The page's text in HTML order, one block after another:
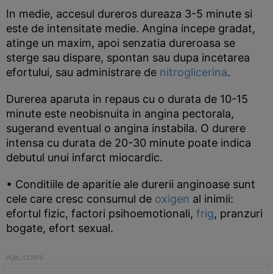
In medie, accesul dureros dureaza 3-5 minute si
este de intensitate medie. Angina incepe gradat,
atinge un maxim, apoi senzatia dureroasa se
sterge sau dispare, spontan sau dupa incetarea
efortului, sau administrare de nitroglicerina.
Durerea aparuta in repaus cu o durata de 10-15
minute este neobisnuita in angina pectorala,
sugerand eventual o angina instabila. O durere
intensa cu durata de 20-30 minute poate indica
debutul unui infarct miocardic.
• Conditiile de aparitie ale durerii anginoase sunt
cele care cresc consumul de oxigen al inimii:
efortul fizic, factori psihoemotionali, frig, pranzuri
bogate, efort sexual.